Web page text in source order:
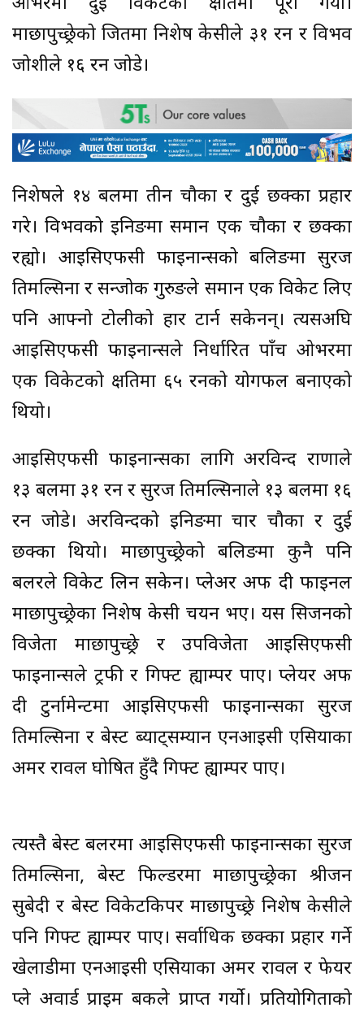
माछापुच्छ्रेको जितमा निशेष केसीले ३१ रन र विभव
जोशीले १६ रन जोडे।
निशेषले १४ बलमा तीन चौका र दुई छक्का प्रहार
गरे। विभवको इनिङमा समान एक चौका र छक्का
रह्यो। आइसिएफसी फाइनान्सको बलिङमा सुरज
तिमल्सिना र सन्जोक गुरुङले समान एक विकेट लिए
पनि आफ्नो टोलीको हार टार्न सकेनन्। त्यसअघि
आइसिएफसी फाइनान्सले निर्धारित पाँच ओभरमा
एक विकेटको क्षतिमा ६५ रनको योगफल बनाएको
थियो।
आइसिएफसी फाइनान्सका लागि अरविन्द राणाले
१३ बलमा ३१ रन र सुरज तिमल्सिनाले १३ बलमा १६
रन जोडे। अरविन्दको इनिङमा चार चौका र दुई
छक्का थियो। माछापुच्छ्रेको बलिङमा कुनै पनि
बलरले विकेट लिन सकेन। प्लेअर अफ दी फाइनल
माछापुच्छ्रेका निशेष केसी चयन भए। यस सिजनको
विजेता माछापुच्छ्रे र उपविजेता आइसिएफसी
फाइनान्सले ट्रफी र गिफ्ट ह्याम्पर पाए। प्लेयर अफ
दी टुर्नामेन्टमा आइसिएफसी फाइनान्सका सुरज
तिमल्सिना र बेस्ट ब्याट्सम्यान एनआइसी एसियाका
अमर रावल घोषित हुँदै गिफ्ट ह्याम्पर पाए।
त्यस्तै बेस्ट बलरमा आइसिएफसी फाइनान्सका सुरज
तिमल्सिना, बेस्ट फिल्डरमा माछापुच्छ्रेका श्रीजन
सुबेदी र बेस्ट विकेटकिपर माछापुच्छ्रे निशेष केसीले
पनि गिफ्ट ह्याम्पर पाए। सर्वाधिक छक्का प्रहार गर्ने
खेलाडीमा एनआइसी एसियाका अमर रावल र फेयर
प्ले अवार्ड प्राइम बैंकले प्राप्त गर्यो। प्रतियोगिताको